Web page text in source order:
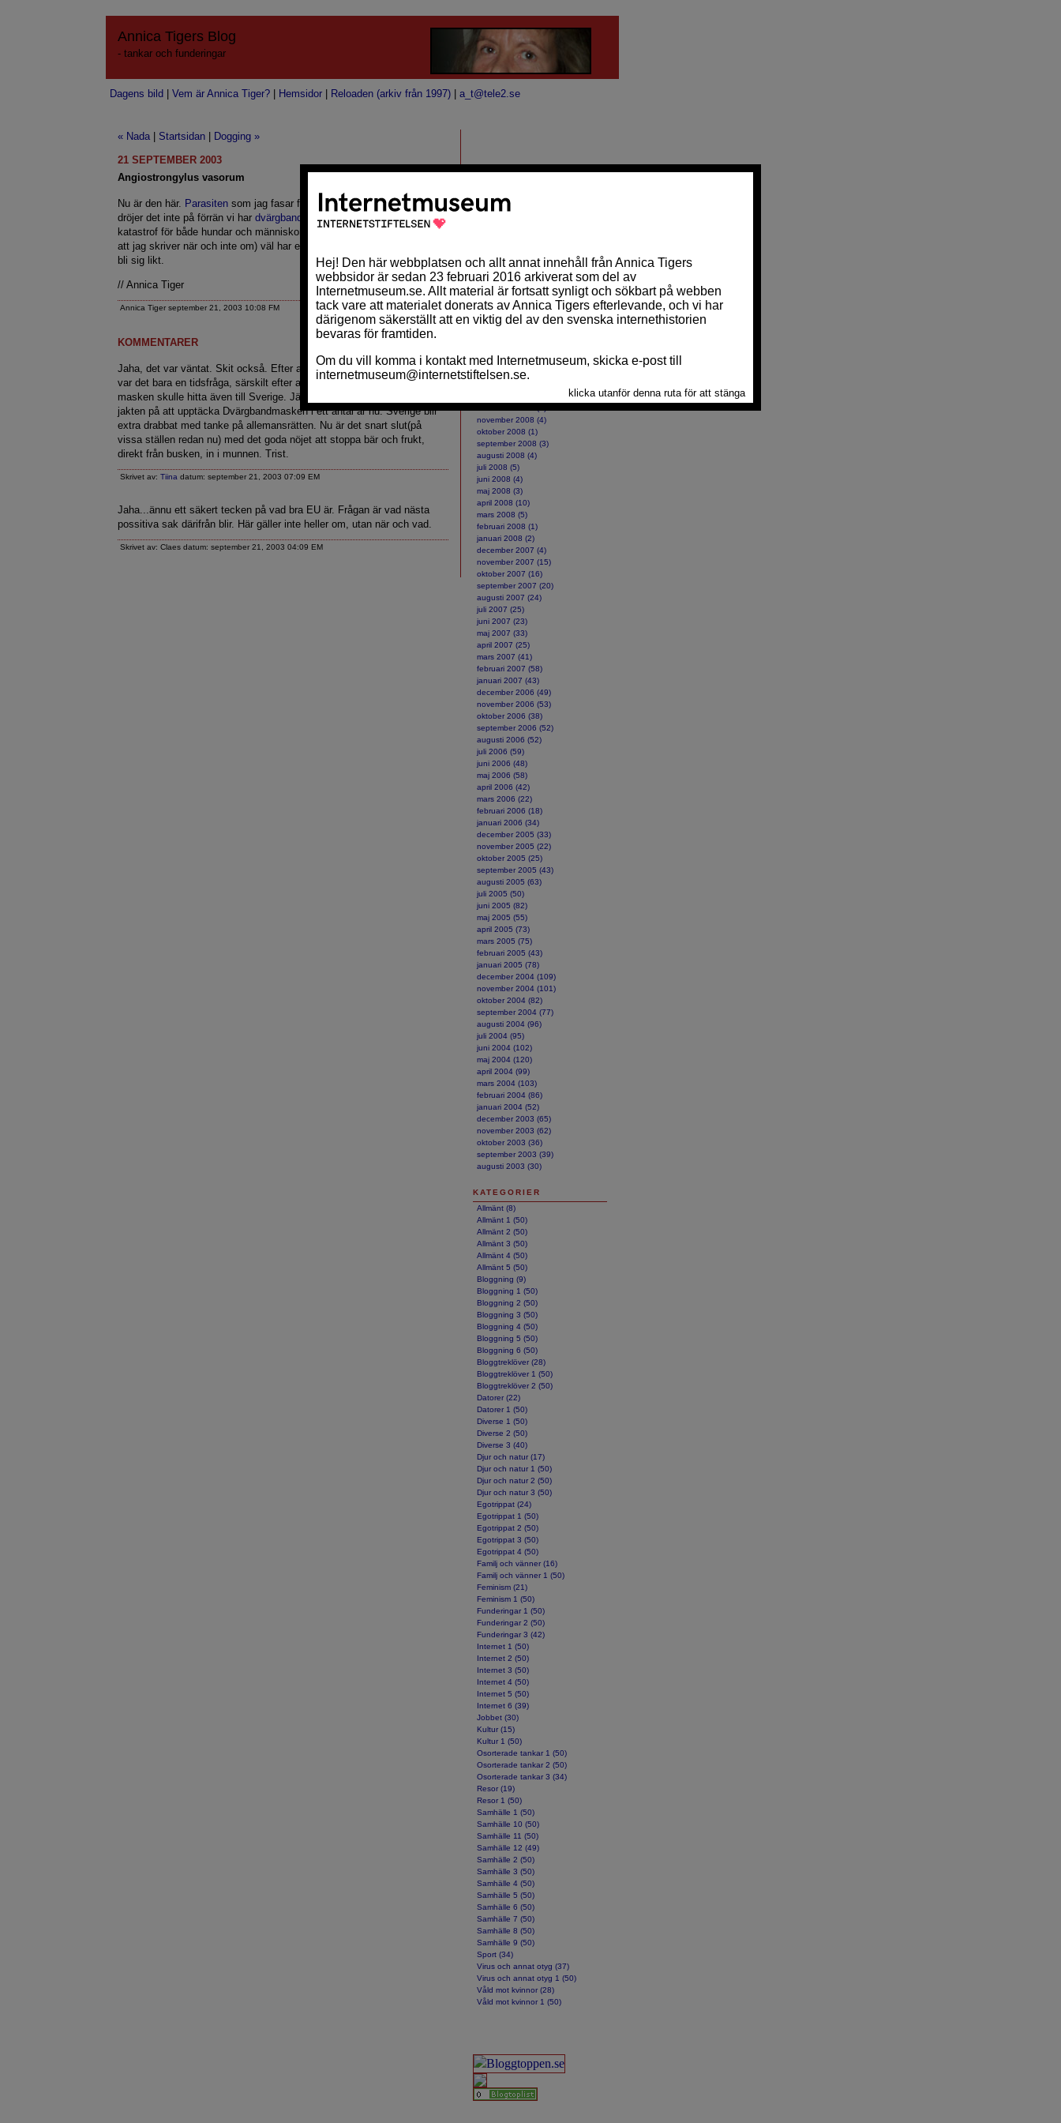
Annica Tigers Blog
- tankar och funderingar
Dagens bild |Vem är Annica Tiger? Hemsidor Reloaden (arkiv från 1997) |a_t@tele2.se
« Nada Startsidan
Dogging »
21 SEPTEMBER 2003
Angiostrongylus vasorum
Nu är den här. Parasitensom jag fasar för. För hundarnas skull. Snart
dröjer det inte på förrän vi hardvärgbandmaskenhär oxå. Då blir det
katastrof för både hundar och människor. När den parasiten (observera
att jag skriver när och inte om) väl har etablerat sig kommer det inte att
bli sig likt.
// Annica Tiger
Annica Tiger september 21, 2003 10:08 FM
KOMMENTARER
Jaha, det var väntat. Skit också. Efter att man hittat fall i Danmark så
var det bara en tidsfråga, särskilt efter att Öresundsbron blev klar, innan
masken skulle hitta även till Sverige. Jägare har varit engagerade i
jakten på att upptäcka Dvärgbandmasken i ett antal år nu. Sverige blir
extra drabbat med tanke på allemansrätten. Nu är det snart slut(på
vissa ställen redan nu) med det goda nöjet att stoppa bär och frukt,
direkt från busken, in i munnen. Trist.
Skrivet av:Tiina datum: september 21, 2003 07:09 EM
Jaha...ännu ett säkert tecken på vad bra EU är. Frågan är vad nästa
possitiva sak därifrån blir. Här gäller inte heller om, utan när och vad.
Skrivet av: Claes datum: september 21, 2003 04:09 EM
december 2009 (8)
november 2009 (5)
oktober 2009 (4)
september 2009 (5)
augusti 2009 (1)
juli 2009 (1)
april 2009 (1)
mars 2009 (7)
november 2008 (4)
oktober 2008 (1)
september 2008 (3)
augusti 2008 (4)
juli 2008 (5)
juni 2008 (4)
maj 2008 (3)
april 2008 (10)
mars 2008 (5)
februari 2008 (1)
januari 2008 (2)
december 2007 (4)
november 2007 (15)
oktober 2007 (16)
september 2007 (20)
augusti 2007 (24)
juli 2007 (25)
juni 2007 (23)
maj 2007 (33)
april 2007 (25)
mars 2007 (41)
februari 2007 (58)
januari 2007 (43)
december 2006 (49)
november 2006 (53)
oktober 2006 (38)
september 2006 (52)
augusti 2006 (52)
juli 2006 (59)
juni 2006 (48)
maj 2006 (58)
april 2006 (42)
mars 2006 (22)
februari 2006 (18)
januari 2006 (34)
december 2005 (33)
november 2005 (22)
oktober 2005 (25)
september 2005 (43)
augusti 2005 (63)
juli 2005 (50)
juni 2005 (82)
maj 2005 (55)
april 2005 (73)
mars 2005 (75)
februari 2005 (43)
januari 2005 (78)
december 2004 (109)
november 2004 (101)
oktober 2004 (82)
september 2004 (77)
augusti 2004 (96)
juli 2004 (95)
juni 2004 (102)
maj 2004 (120)
april 2004 (99)
mars 2004 (103)
februari 2004 (86)
januari 2004 (52)
december 2003 (65)
november 2003 (62)
oktober 2003 (36)
september 2003 (39)
augusti 2003 (30)
KATEGORIER
Allmänt (8)
Allmänt 1 (50)
Allmänt 2 (50)
Allmänt 3 (50)
Allmänt 4 (50)
Allmänt 5 (50)
Bloggning (9)
Bloggning 1 (50)
Bloggning 2 (50)
Bloggning 3 (50)
Bloggning 4 (50)
Bloggning 5 (50)
Bloggning 6 (50)
Bloggtreklöver (28)
Bloggtreklöver 1 (50)
Bloggtreklöver 2 (50)
Datorer (22)
Datorer 1 (50)
Diverse 1 (50)
Diverse 2 (50)
Diverse 3 (40)
Djur och natur (17)
Djur och natur 1 (50)
Djur och natur 2 (50)
Djur och natur 3 (50)
Egotrippat (24)
Egotrippat 1 (50)
Egotrippat 2 (50)
Egotrippat 3 (50)
Egotrippat 4 (50)
Familj och vänner (16)
Familj och vänner 1 (50)
Feminism (21)
Feminism 1 (50)
Funderingar 1 (50)
Funderingar 2 (50)
Funderingar 3 (42)
Internet 1 (50)
Internet 2 (50)
Internet 3 (50)
Internet 4 (50)
Internet 5 (50)
Internet 6 (39)
Jobbet (30)
Kultur (15)
Kultur 1 (50)
Osorterade tankar 1 (50)
Osorterade tankar 2 (50)
Osorterade tankar 3 (34)
Resor (19)
Resor 1 (50)
Samhälle 1 (50)
Samhälle 10 (50)
Samhälle 11 (50)
Samhälle 12 (49)
Samhälle 2 (50)
Samhälle 3 (50)
Samhälle 4 (50)
Samhälle 5 (50)
Samhälle 6 (50)
Samhälle 7 (50)
Samhälle 8 (50)
Samhälle 9 (50)
Sport (34)
Virus och annat otyg (37)
Virus och annat otyg 1 (50)
Våld mot kvinnor (28)
Våld mot kvinnor 1 (50)